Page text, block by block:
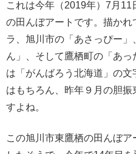
これは今年（2019年）7月
の田んぼアートです。描か
ラ、旭川市の「あさっぴー
ん」、そして鷹栖町の「あ
は「がんばろう北海道」の
はもちろん、昨年９月の胆
すよね。
この旭川市東鷹栖の田んぼ